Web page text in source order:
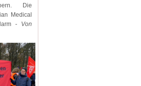
Die
Medical
- Von